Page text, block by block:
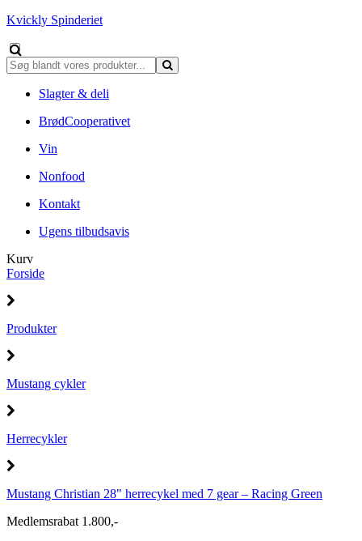
Kvickly Spinderiet
Slagter & deli
BrødCooperativet
Vin
Nonfood
Kontakt
Ugens tilbudsavis
Kurv
Forside
Produkter
Mustang cykler
Herrecykler
Mustang Christian 28" herrecykel med 7 gear – Racing Green
Medlemsrabat 1.800,-